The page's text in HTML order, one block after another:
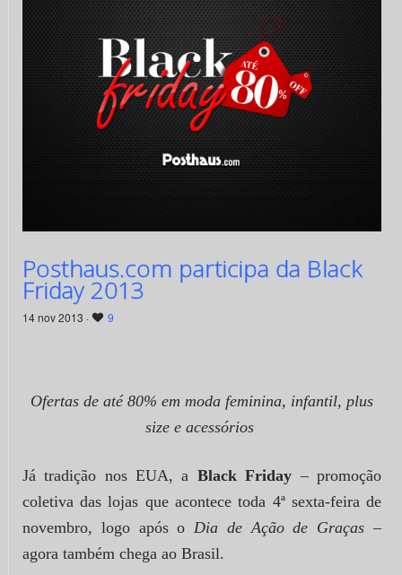
Posthaus.com participa da Black
Friday 2013
14 nov 2013 · 9
Ofertas de até 80% em moda feminina, infantil, plus
size e acessórios
Já tradição nos EUA, a Black Friday – promoção
coletiva das lojas que acontece toda 4ª sexta-feira de
novembro, logo após oDia de Ação de Graças –
agora também chega ao Brasil.